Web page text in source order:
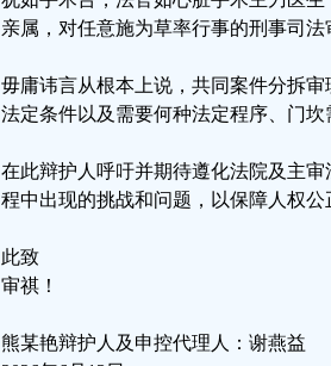
亲属，对任意施为草率行事的刑事司法
毋庸讳言从根本上说，共同案件分拆
法定条件以及需要何种法定程序、门
在此辩护人呼吁并期待遵化法院及主
程中出现的挑战和问题，以保障人权公
此致
审祺！
熊某艳辩护人及申控代理人：谢燕益